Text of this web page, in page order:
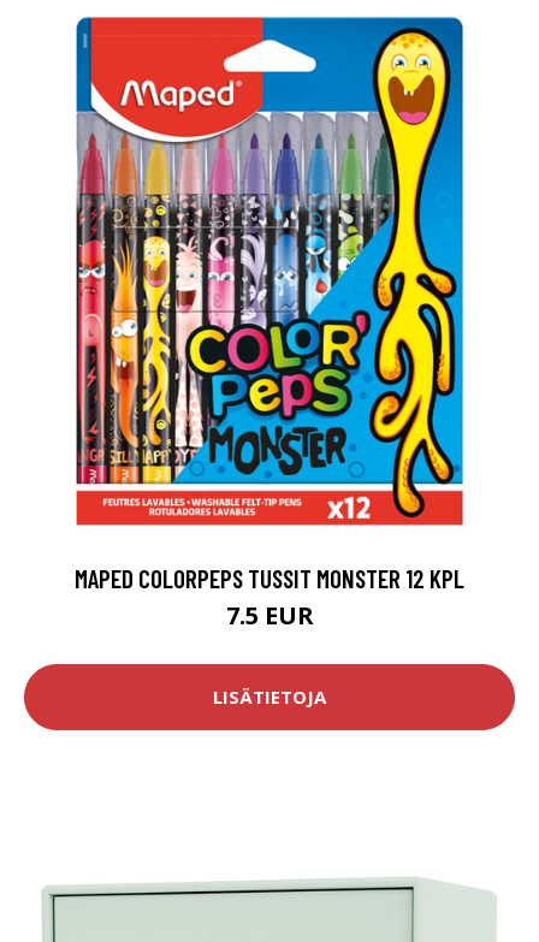
MAPED COLORPEPS TUSSIT MONSTER 12 KPL
7.5 EUR
LISÄTIETOJA